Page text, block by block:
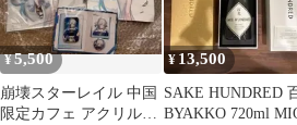
¥5,500
崩壊スターレイル 中国
限定カフェ アクリルス
¥ 13,500
SAKE HUNDRED
BYAKKO 720ml